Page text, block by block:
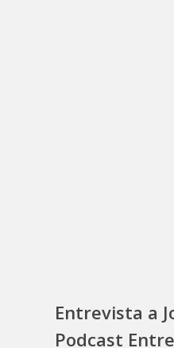
Entrevista a
Podcast